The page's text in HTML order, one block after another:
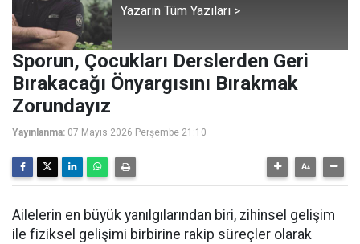
Yazarın Tüm Yazıları >
Sporun, Çocukları Derslerden Geri
Bırakacağı Önyargısını Bırakmak
Zorundayız
Yayınlanma: 07 Mayıs 2026 Perşembe 21:10
Ailelerin en büyük yanılgılarından biri, zihinsel gelişim
ile fiziksel gelişimi birbirine rakip süreçler olarak